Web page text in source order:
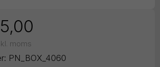
moms
PN_BOX_4060